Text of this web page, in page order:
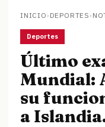
INICIO› DEPORTES›
Deportes
Último
Mundial:
su
a